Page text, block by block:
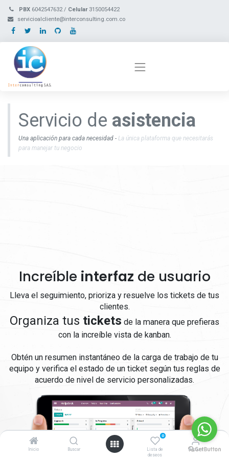
Inicio Buscar
0
Lista de
deseos
Account
PBX 6042547632 / Celular3150054422
servicioalcliente@interconsulting.com.co
Servicio de asistencia
Una aplicación para cada necesidad - La única plataforma que necesitarás
para manejar tu negocio
Increíble interfaz de usuario
Lleva el seguimiento, prioriza y resuelve los tickets de tus
clientes.
Organiza tus tickets de la manera que prefieras
con la increíble vista de kanban.
Obtén un resumen instantáneo de la carga de trabajo de tu
equipo y verifica el estado de un ticket según tus reglas de
acuerdo de nivel de servicio personalizadas.